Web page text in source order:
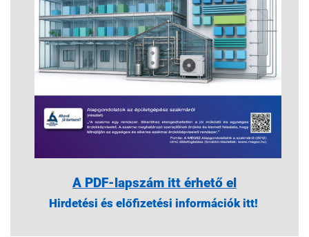
A PDF-lapszám itt érhető el
Hirdetési és előfizetési információk itt!